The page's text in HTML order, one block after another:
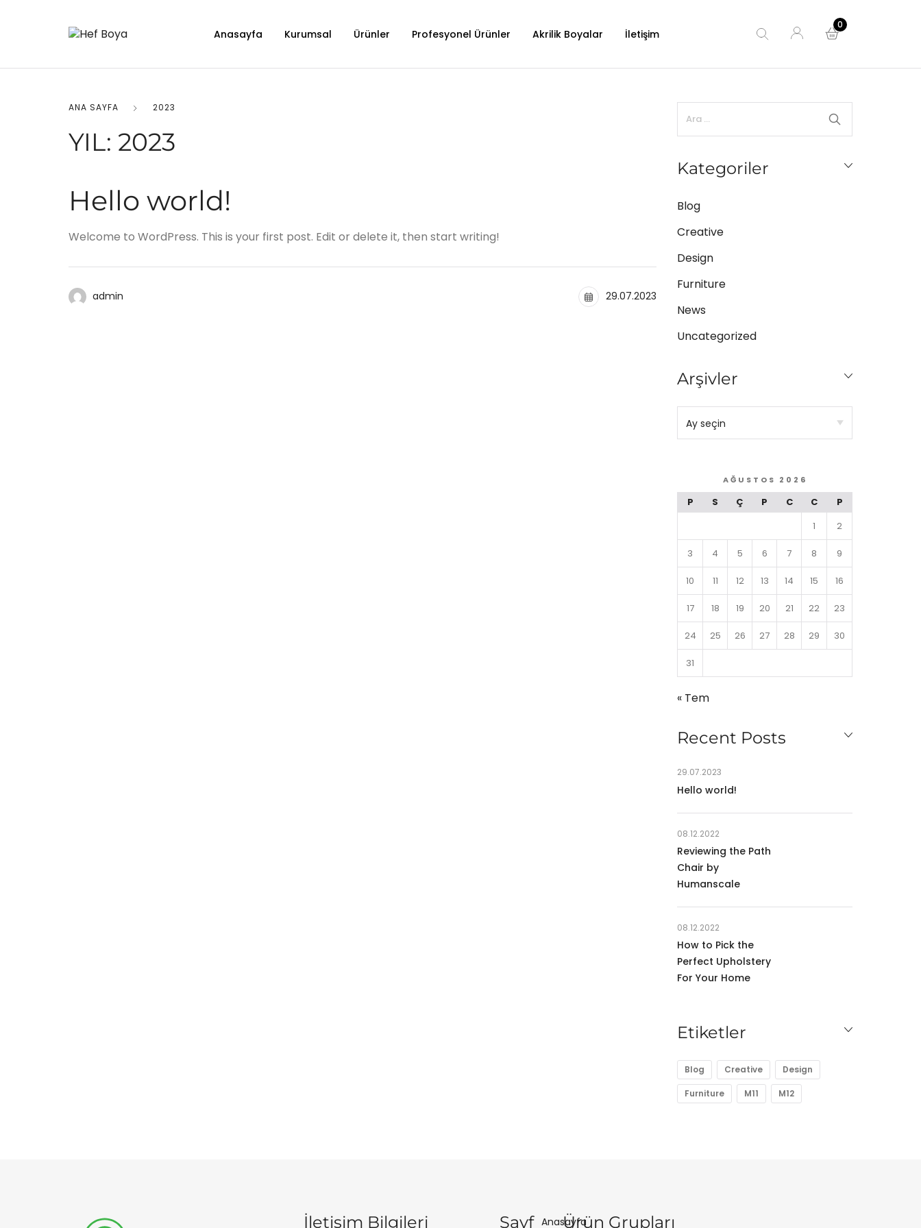
Anasayfa Kurumsal Ürünler Profesyonel Ürünler Akrilik Boyalar İletişim
0
ANA SAYFA 2023
YIL: 2023
Hello world!
Welcome to WordPress. This is your first post. Edit or delete it, then start writing!
admin 29.07.2023
Kategoriler
Blog
Creative
Design
Furniture
News
Uncategorized
Arşivler
AĞUSTOS 2026
P S Ç P C C
P
1
2
3 4 5 6 7 8 9
10 11 12 13 14 15 16
17 18 19 20 21 22 23
24 25 26 27 28 29 30
31
« Tem
Recent Posts
29.07.2023
Hello world!
08.12.2022
Reviewing the Path
Chair by
Humanscale
08.12.2022
How to Pick the
Perfect Upholstery
For Your Home
Etiketler
Blog Creative Design
Furniture M11 M12
İletişim Bilgileri Sayf Anasayfa
Ürün Grupları